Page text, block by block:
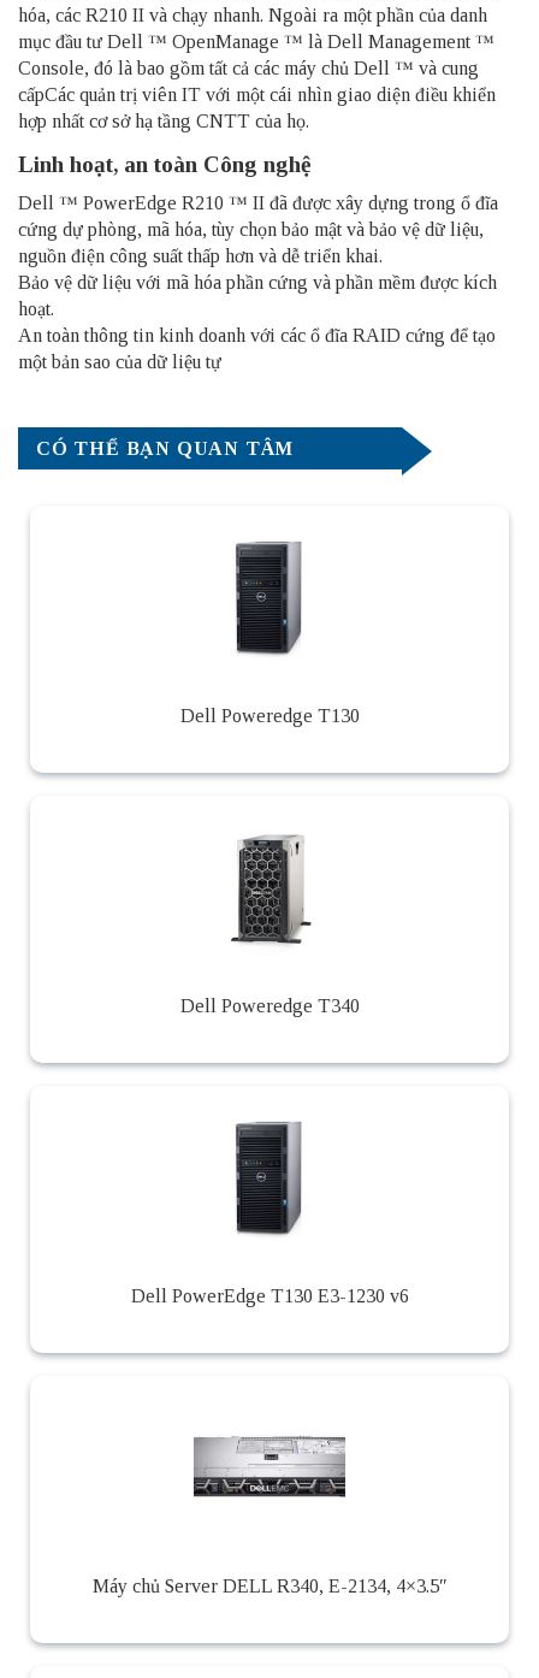
hóa, các R210 II và chạy nhanh. Ngoài ra một phần của danh
mục đầu tư Dell ™ OpenManage ™ là Dell Management ™
Console, đó là bao gồm tất cả các máy chủ Dell ™ và cung
cấpCác quản trị viên IT với một cái nhìn giao diện điều khiển
hợp nhất cơ sở hạ tầng CNTT của họ.
Linh hoạt, an toàn Công nghệ
Dell ™ PowerEdge R210 ™ II đã được xây dựng trong ổ đĩa
cứng dự phòng, mã hóa, tùy chọn bảo mật và bảo vệ dữ liệu,
nguồn điện công suất thấp hơn và dễ triển khai.
Bảo vệ dữ liệu với mã hóa phần cứng và phần mềm được kích
hoạt.
An toàn thông tin kinh doanh với các ổ đĩa RAID cứng để tạo
một bản sao của dữ liệu tự
CÓ THỂ BẠN QUAN TÂM
Dell Poweredge T130
Dell Poweredge T340
Dell PowerEdge T130 E3-1230 v6
Máy chủ Server DELL R340, E-2134, 4×3.5″